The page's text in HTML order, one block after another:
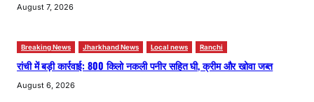
August 7, 2026
Breaking News Jharkhand News Local news Ranchi
रांची में बड़ी कार्रवाई: 800 किलो नकली पनीर सहित घी, क्रीम और खोवा जब्त
August 6, 2026